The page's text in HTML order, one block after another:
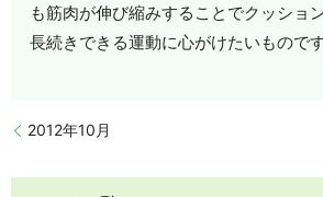
も筋肉が伸び縮みすることでクッショ
長続きできる運動に心がけたいものです
2012年10月